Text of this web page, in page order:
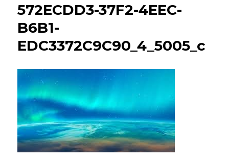
572ECDD3-37F2-4EEC-
B6B1-
EDC3372C9C90_4_5005_c